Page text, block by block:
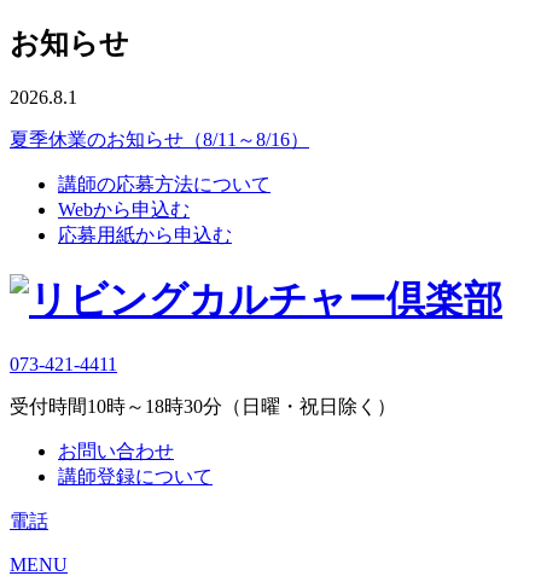
お知らせ
2026.8.1
夏季休業のお知らせ（8/11～8/16）
講師の応募方法について
Webから申込む
応募用紙から申込む
073-421-4411
受付時間10時～18時30分（日曜・祝日除く）
お問い合わせ
講師登録について
電話
MENU